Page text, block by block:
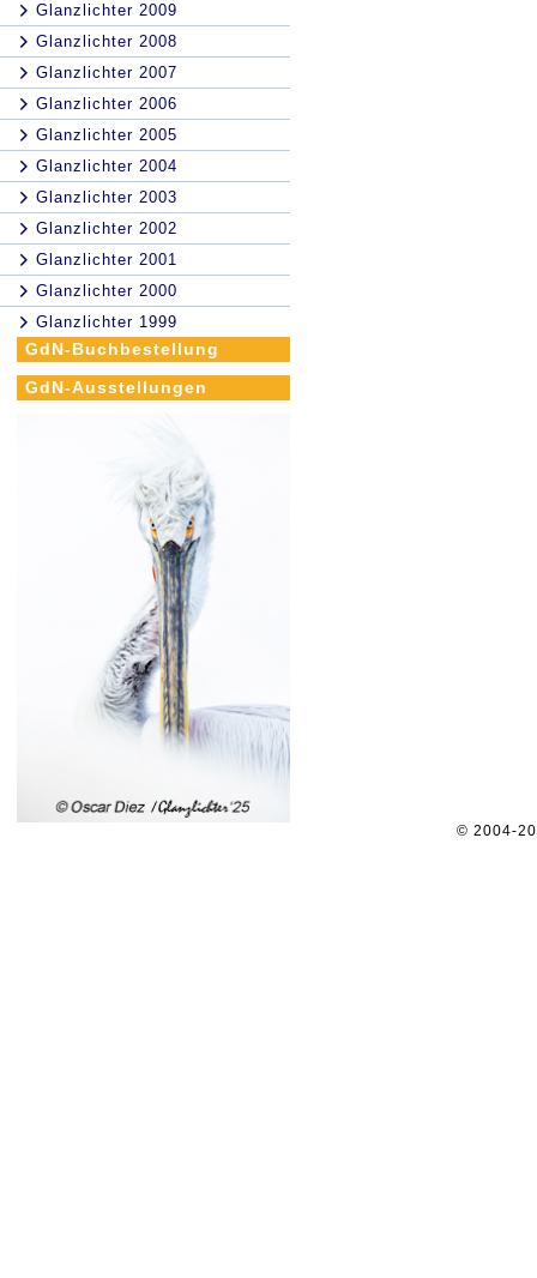
Glanzlichter 2009
Glanzlichter 2008
Glanzlichter 2007
Glanzlichter 2006
Glanzlichter 2005
Glanzlichter 2004
Glanzlichter 2003
Glanzlichter 2002
Glanzlichter 2001
Glanzlichter 2000
Glanzlichter 1999
GdN-Buchbestellung
GdN-Ausstellungen
© 2004-